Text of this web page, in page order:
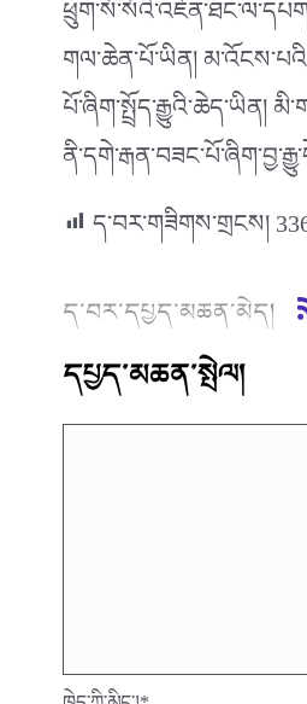
གལ་ཆེན་པོ་ཡིན།
པོ་ཞིག་སྤྲོད་རྒྱུའི་ཆེད་ཡིན།
ད་བར་གཟིགས་གྲངས།
ད་བར་དཔྱད་མཆན་མེད།
དཔྱད་མཆན་སྤེལ།